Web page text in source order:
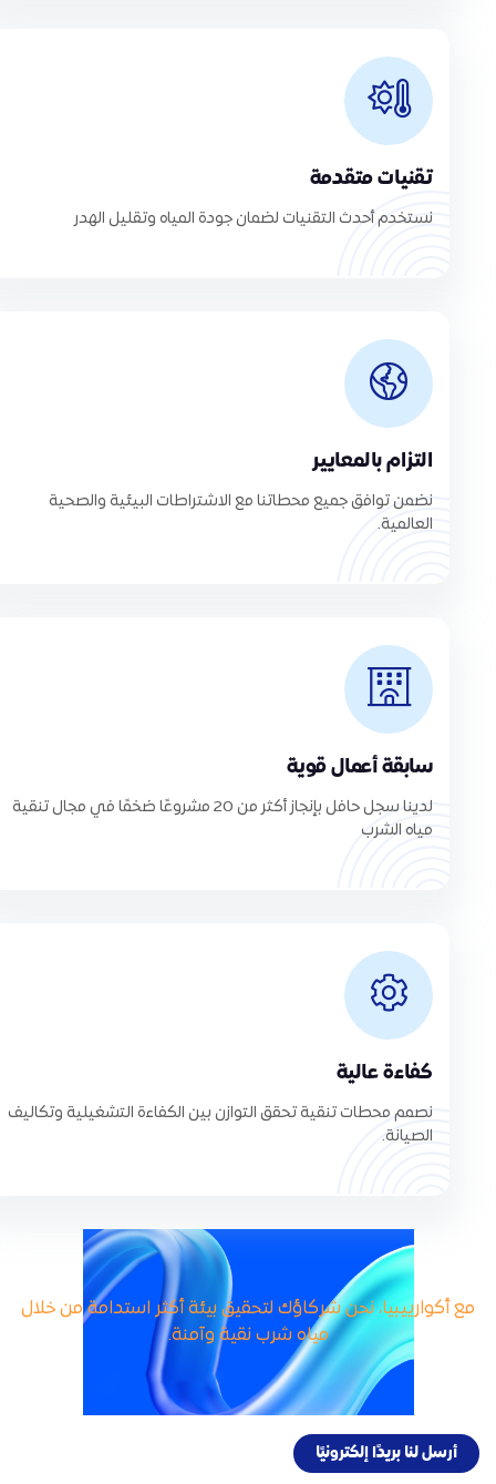
تقنيات متقدمة
نستخدم أحدث التقنيات لضمان جودة المياه وتقليل الهدر
التزام بالمعايير
نضمن توافق جميع محطاتنا مع الاشتراطات البيئية والصحية
العالمية.
سابقة أعمال قوية
لدينا سجل حافل بإنجاز أكثر من 20 مشروعًا ضخمًا في مجال تنقية
مياه الشرب
كفاءة عالية
نصمم محطات تنقية تحقق التوازن بين الكفاءة التشغيلية وتكاليف
الصيانة.
مع أكوارييبيا، نحن شركاؤك لتحقيق بيئة أكثر استدامة من خلال
مياه شرب نقية وآمنة.
أرسل لنا بريدًا إلكترونيًا